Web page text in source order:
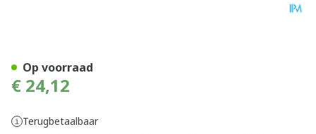
€ 24,12
Terugbetaalbaar
Op voorraad